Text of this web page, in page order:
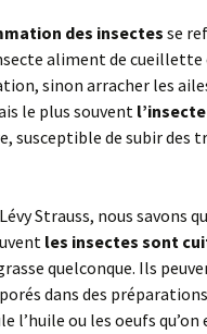
des insectes se
aliment de
sinon arracher les
le plus souvent
susceptible de subir des
Strauss, nous savons
les insectes sont
quelconque. Ils
dans des
l’huile ou les oeufs